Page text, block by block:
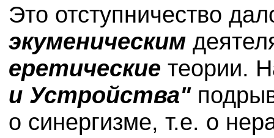
Это отступничество
экуменическим
еретические теории.
и Устройства"
о синергизме, т.е. о